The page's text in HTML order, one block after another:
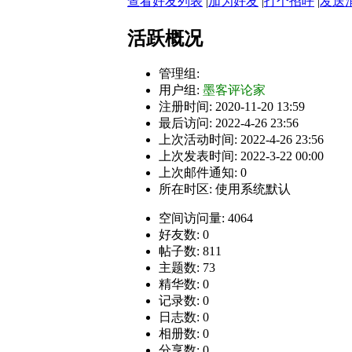
活跃概况
管理组:
用户组: 墨客评论家
注册时间: 2020-11-20 13:59
最后访问: 2022-4-26 23:56
上次活动时间: 2022-4-26 23:56
上次发表时间: 2022-3-22 00:00
上次邮件通知: 0
所在时区: 使用系统默认
空间访问量: 4064
好友数: 0
帖子数: 811
主题数: 73
精华数: 0
记录数: 0
日志数: 0
相册数: 0